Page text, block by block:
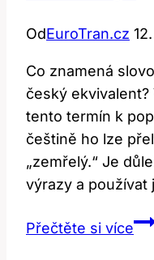
OdEuroTran.cz
Co znamená
český
tento termín k
češtině ho lze
„zemřelý.“ Je
výrazy a používat
Přečtěte si více